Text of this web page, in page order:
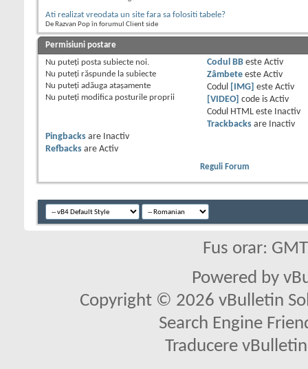
Ati realizat vreodata un site fara sa folositi tabele?
De Razvan Pop în forumul Client side
Permisiuni postare
Nu puteţi posta subiecte noi.
Nu puteţi răspunde la subiecte
Nu puteţi adăuga ataşamente
Nu puteţi modifica posturile proprii
Codul BBeste Activ
Zâmbeteeste Activ
Codul
[IMG] este Activ
[VIDEO] code is Activ
Codul HTML este
Inactiv
Trackbacksare
Inactiv
Pingbacks are
Inactiv
Refbacks are Activ
Reguli Forum
Fus orar:
Powered by
Copyright © 2026 vBulletin
Search Engine
Traducere